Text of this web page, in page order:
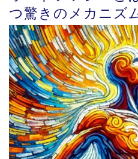
つ驚きのメカニズ